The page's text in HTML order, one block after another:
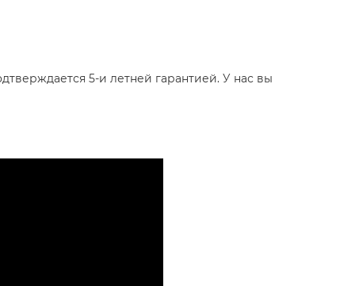
5-и летней гарантией. У нас вы